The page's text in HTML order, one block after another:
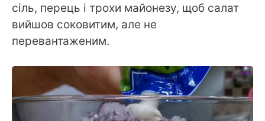
сіль, перець і трохи майонезу, щоб салат
вийшов соковитим, але не
перевантаженим.